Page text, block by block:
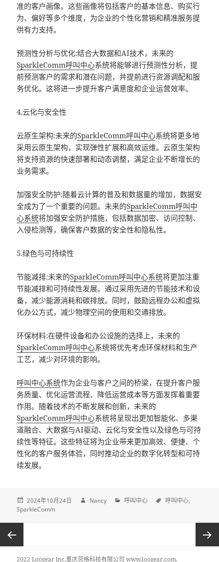
准的客户画像。这些画像将包括客户的基本信息、购买行
为、偏好等多个维度，为企业的个性化营销和精准服务提
供有力支持。
预测性分析与优化:结合大数据和AI技术，未来的
SparkleComm呼叫中心系统将能够进行预测性分析，提
前预测客户的需求和潜在问题，并提前进行资源调配和服
务优化。这将进一步提升客户满意度和企业运营效率。
4.云化与安全性
云原生架构:未来的SparkleComm呼叫中心系统将更多地
采用云原生架构，实现弹性扩展和高效运维。云原生架构
将支持资源的快速部署和动态调整，满足企业不断增长的
业务需求。
加强安全防护:随着云计算的普及和数据量的增加，数据安
全成为了一个重要的问题。未来的SparkleComm呼叫中
心系统将加强安全防护措施，包括数据加密、访问控制、
入侵检测等，确保客户数据的安全性和隐私性。
5.绿色与可持续性
节能减排:未来的SparkleComm呼叫中心系统将更加注重
节能减排和可持续性发展。通过采用先进的节能技术和设
备，减少能源消耗和碳排放。同时，鼓励远程办公和虚拟
化办公方式，减少物理空间的使用和交通排放。
环保材料:在硬件设备和办公设施的选择上，未来的
SparkleComm呼叫中心系统将优先考虑环保材料和生产
工艺，减少对环境的影响。
呼叫中心系统作为企业与客户之间的桥梁，在提升客户服
务质量、优化运营流程、降低运营成本等方面发挥着重要
作用。随着技术的不断发展和创新，未来的
SparkleComm呼叫中心系统将呈现出更加智能化、多渠
道融合、大数据与AI驱动、云化与安全性以及绿色与可持
续性等特征。这些特征将为企业带来更加高效、便捷、个
性化的客户服务体验，同时推动企业的数字化转型和可持
续发展。
2024年10月24日 Nancy 呼叫中心
呼叫中心
SparkleComm
2022 Loogear Inc.重庆劳格科技有限公司 www.loogear.com.